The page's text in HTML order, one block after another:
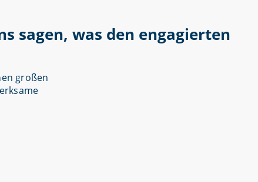
sagen, was den engagierten
großen